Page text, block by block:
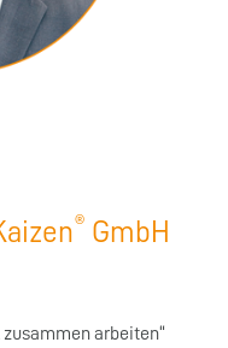
® GmbH
arbeiten“